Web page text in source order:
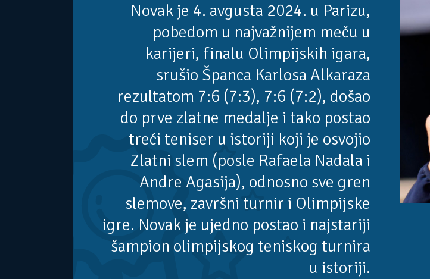
Novak je 4. avgusta 2024. u Parizu,
pobedom u najvažnijem meču u
karijeri, finalu Olimpijskih igara,
srušio Španca Karlosa Alkaraza
rezultatom 7:6 (7:3), 7:6 (7:2), došao
do prve zlatne medalje i tako postao
treći teniser u istoriji koji je osvojio
Zlatni slem (posle Rafaela Nadala i
Andre Agasija), odnosno sve gren
slemove, završni turnir i Olimpijske
igre. Novak je ujedno postao i najstariji
šampion olimpijskog teniskog turnira
u istoriji.